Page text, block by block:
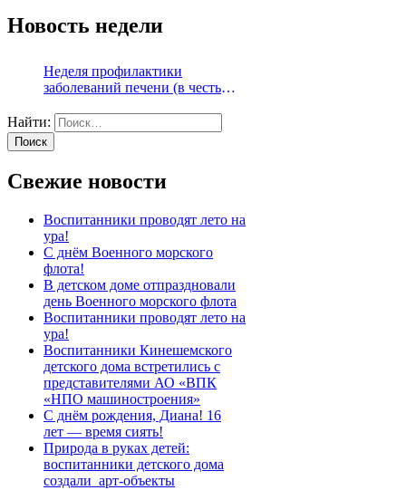
Новость недели
Неделя профилактики
заболеваний печени (в честь
гепатитом 28 июля)
Найти:
Свежие новости
Воспитанники проводят лето на
ура!
С днём Военного морского
флота!
В детском доме отпраздновали
день Военного морского флота
Воспитанники проводят лето на
ура!
Воспитанники Кинешемского
детского дома встретились с
представителями АО «ВПК
«НПО машиностроения»
С днём рождения, Диана! 16
лет — время сиять!
Природа в руках детей:
воспитанники детского дома
создали арт-объекты